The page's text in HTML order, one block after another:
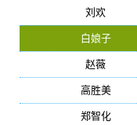
刘欢
白娘子
赵薇
高胜美
郑智化